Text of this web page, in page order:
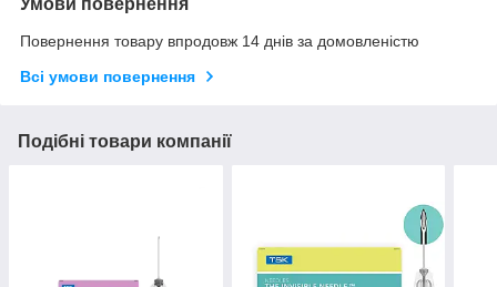
Умови повернення
Повернення товару впродовж 14 днів за домовленістю
Всі умови повернення
Подібні товари компанії